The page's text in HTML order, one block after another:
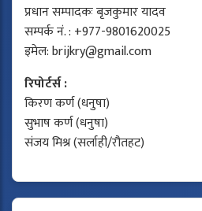
प्रधान सम्पादकः बृजकुमार यादव
सम्पर्क नं. : +977-9801620025
इमेल:brijkry@gmail.com
रिपोर्टर्स :
किरण कर्ण (धनुषा)
सुभाष कर्ण (धनुषा)
संजय मिश्र (सर्लाही/रौतहट)